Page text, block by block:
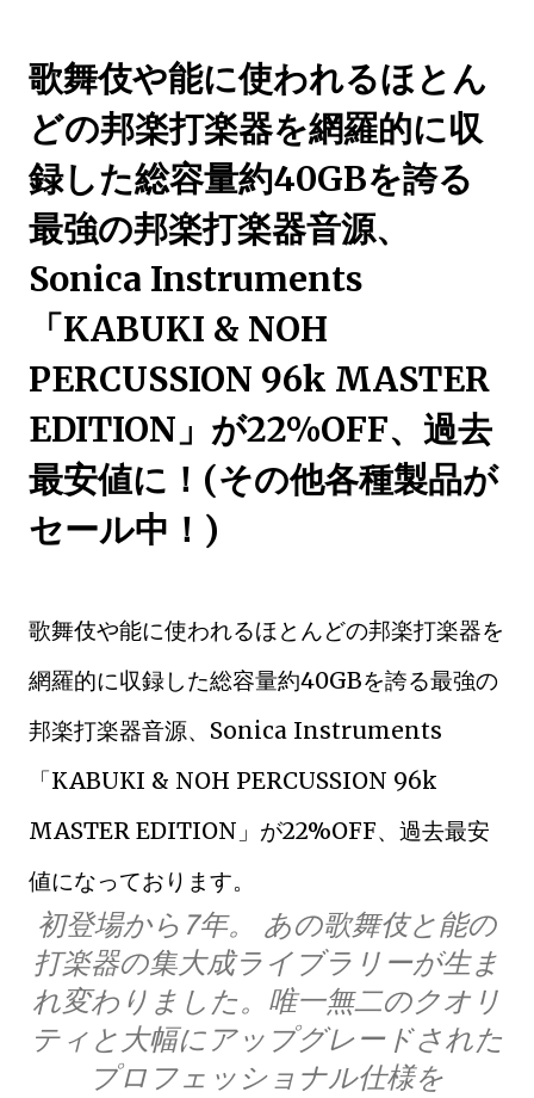
歌舞伎や能に使われるほとん
どの邦楽打楽器を網羅的に収
録した総容量約40GBを誇る
最強の邦楽打楽器音源、
Sonica Instruments
「KABUKI & NOH
PERCUSSION 96k MASTER
EDITION」が22%OFF、過去
最安値に！(その他各種製品が
セール中！)
歌舞伎や能に使われるほとんどの邦楽打楽器を
網羅的に収録した総容量約40GBを誇る最強の
邦楽打楽器音源、Sonica Instruments
「KABUKI & NOH PERCUSSION 96k
MASTER EDITION」が22%OFF、過去最安
値になっております。
初登場から7年。 あの歌舞伎と能の
打楽器の集大成ライブラリーが生ま
れ変わりました。唯一無二のクオリ
ティと大幅にアップグレードされた
プロフェッショナル仕様を